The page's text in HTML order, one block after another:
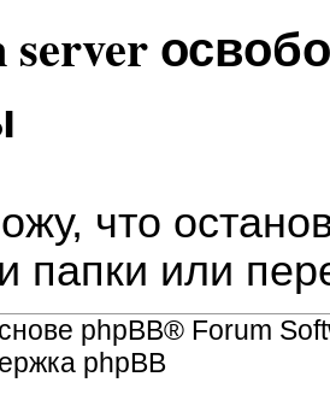
server
что
папки или
phpBB® Forum
phpBB